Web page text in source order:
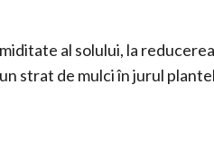
al solului, la
strat de mulci în jurul